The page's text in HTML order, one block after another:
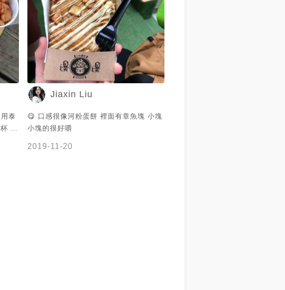
認
Jiaxin Liu
😋 口感很像河粉蛋餅 裡面有章魚塊 小塊
小塊的很好嚼
2019-11-20